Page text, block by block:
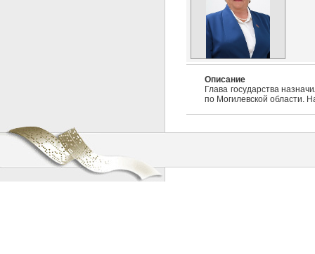
Описание
Глава государства
по Могилевской области.